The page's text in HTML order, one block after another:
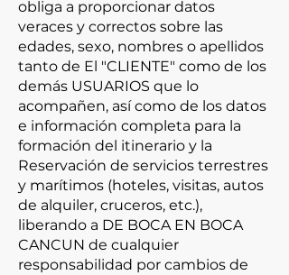
obliga a proporcionar datos
veraces y correctos sobre las
edades, sexo, nombres o apellidos
tanto de El "CLIENTE" como de los
demás USUARIOS que lo
acompañen, así como de los datos
e información completa para la
formación del itinerario y la
Reservación de servicios terrestres
y marítimos (hoteles, visitas, autos
de alquiler, cruceros, etc.),
liberando a DE BOCA EN BOCA
CANCUN de cualquier
responsabilidad por cambios de